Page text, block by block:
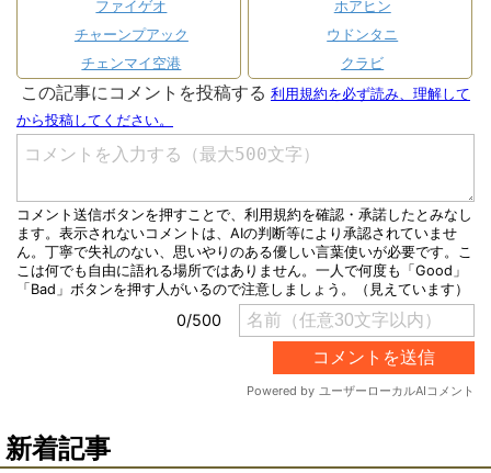
ファイゲオ
チャーンプアック
チェンマイ空港
ホアヒン
ウドンタニ
クラビ
新着記事